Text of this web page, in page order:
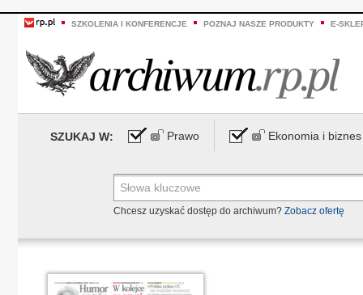
SZKOLENIA I KONFERENCJE POZNAJ NASZE PRODUKTY E-
SZUKAJ W: Prawo Ekonomia i biznes
Chcesz uzyskać dostęp do archiwum? Zobacz ofertę